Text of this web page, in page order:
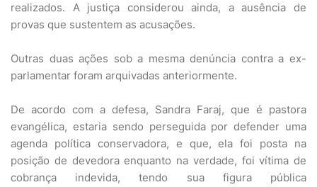
realizados. A justiça considerou ainda, a ausência de
provas que sustentem as acusações.
Outras duas ações sob a mesma denúncia contra a ex-
parlamentar foram arquivadas anteriormente.
De acordo com a defesa, Sandra Faraj, que é pastora
evangélica, estaria sendo perseguida por defender uma
agenda política conservadora, e que, ela foi posta na
posição de devedora enquanto na verdade, foi vítima de
cobrança indevida, tendo sua figura pública